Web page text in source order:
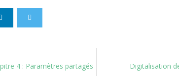
4 : Paramètres partagés
Digitalisation